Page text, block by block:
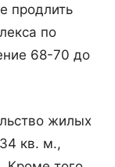
продлить
по
68-70 до
жилых
кв. м.,